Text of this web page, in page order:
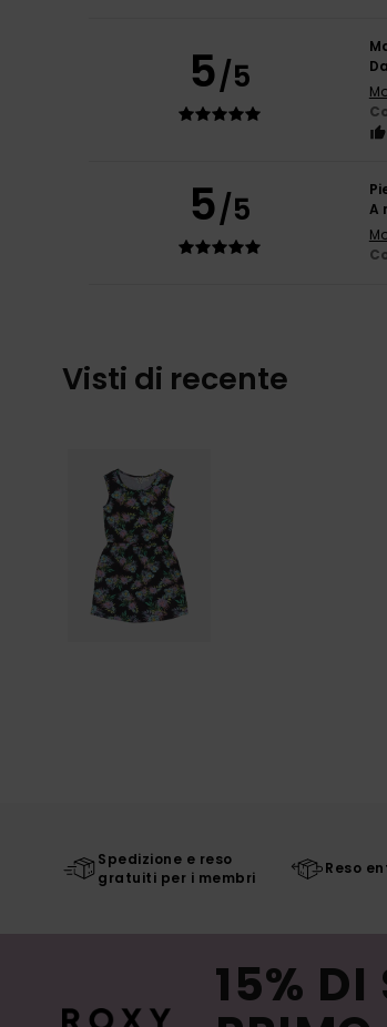
5/5
5/5
A
Visti di recente
Spedizione e reso
gratuiti per i membri
Reso
15% DI